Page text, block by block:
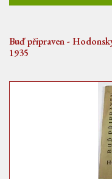
Buď připraven -
1935